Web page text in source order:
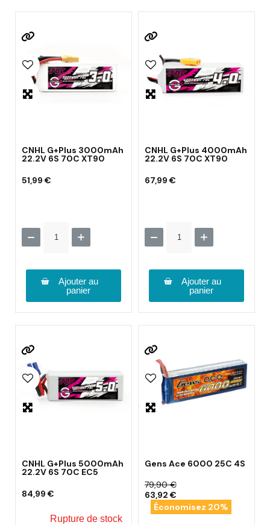
CNHL G+Plus 3000mAh
22.2V 6S 70C XT90
51,99 €
Ajouter au
panier
CNHL G+Plus 4000mAh
22.2V 6S 70C XT90
67,99 €
Ajouter au
panier
CNHL G+Plus 5000mAh
22.2V 6S 70C EC5
84,99 €
Rupture de stock
Gens Ace 6000 25C 4S
79,90 €
63,92 €
Économisez 20%